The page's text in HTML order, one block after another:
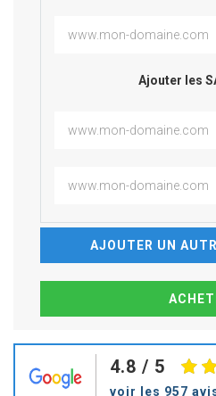
Ajouter les
AJOUTER UN
4.8 / 5
voir les 957